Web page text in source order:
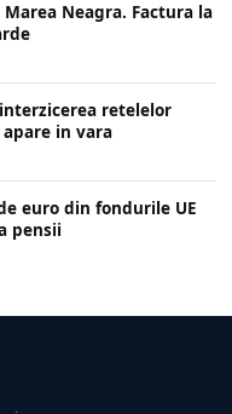
Neagra. Factura la
retelelor
in vara
euro din fondurile UE
pensii